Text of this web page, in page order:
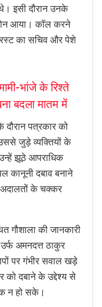
इसी दौरान उनके
आया। कॉल करने
का सचिव और पेशे
भांजे के रिश्ते
बदला मातम में
पत्रकार को
जुड़े व्यक्तियों के
झूठे आपराधिक
कानूनी दबाव बनाने
अदालतों के चक्कर
गौशाला की जानकारी
अमनदत्त ठाकुर
पर गंभीर सवाल खड़े
दबाने के उद्देश्य से
न हो सके।